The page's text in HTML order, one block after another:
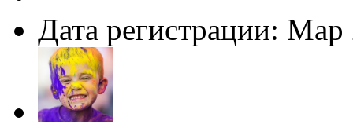
Дата регистрации: Мар